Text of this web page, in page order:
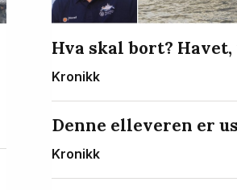
Hva skal bort?
Kronikk
Denne elleveren er
Kronikk